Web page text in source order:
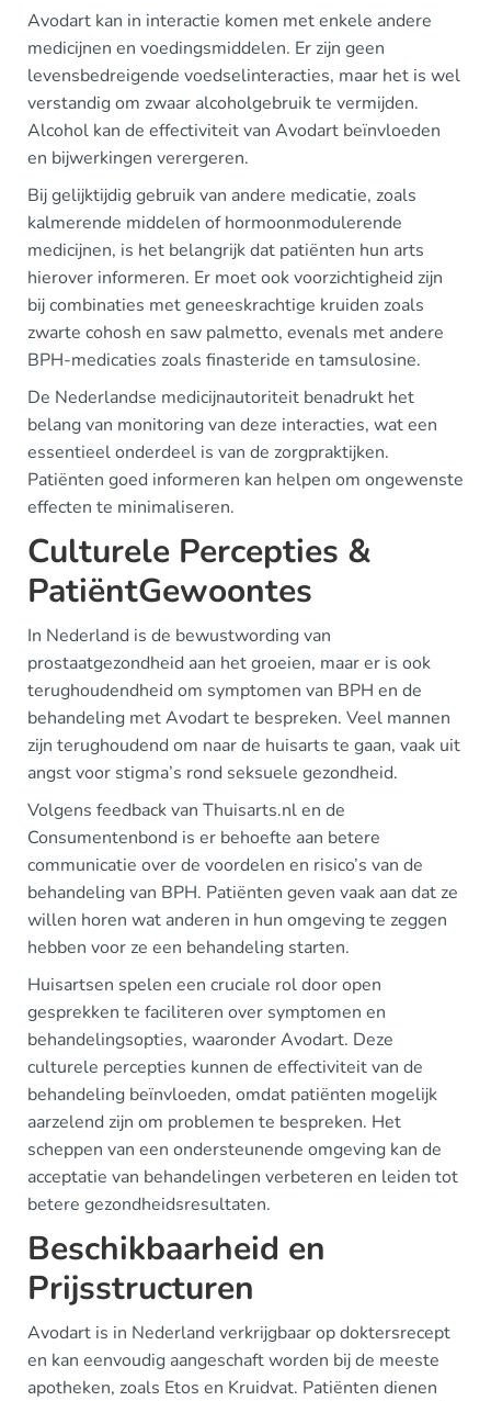
Avodart kan in interactie komen met enkele andere
medicijnen en voedingsmiddelen. Er zijn geen
levensbedreigende voedselinteracties, maar het is wel
verstandig om zwaar alcoholgebruik te vermijden.
Alcohol kan de effectiviteit van Avodart beïnvloeden
en bijwerkingen verergeren.
Bij gelijktijdig gebruik van andere medicatie, zoals
kalmerende middelen of hormoonmodulerende
medicijnen, is het belangrijk dat patiënten hun arts
hierover informeren. Er moet ook voorzichtigheid zijn
bij combinaties met geneeskrachtige kruiden zoals
zwarte cohosh en saw palmetto, evenals met andere
BPH-medicaties zoals finasteride en tamsulosine.
De Nederlandse medicijnautoriteit benadrukt het
belang van monitoring van deze interacties, wat een
essentieel onderdeel is van de zorgpraktijken.
Patiënten goed informeren kan helpen om ongewenste
effecten te minimaliseren.
Culturele Percepties &
PatiëntGewoontes
In Nederland is de bewustwording van
prostaatgezondheid aan het groeien, maar er is ook
terughoudendheid om symptomen van BPH en de
behandeling met Avodart te bespreken. Veel mannen
zijn terughoudend om naar de huisarts te gaan, vaak uit
angst voor stigma’s rond seksuele gezondheid.
Volgens feedback van Thuisarts.nl en de
Consumentenbond is er behoefte aan betere
communicatie over de voordelen en risico’s van de
behandeling van BPH. Patiënten geven vaak aan dat ze
willen horen wat anderen in hun omgeving te zeggen
hebben voor ze een behandeling starten.
Huisartsen spelen een cruciale rol door open
gesprekken te faciliteren over symptomen en
behandelingsopties, waaronder Avodart. Deze
culturele percepties kunnen de effectiviteit van de
behandeling beïnvloeden, omdat patiënten mogelijk
aarzelend zijn om problemen te bespreken. Het
scheppen van een ondersteunende omgeving kan de
acceptatie van behandelingen verbeteren en leiden tot
betere gezondheidsresultaten.
Beschikbaarheid en
Prijsstructuren
Avodart is in Nederland verkrijgbaar op doktersrecept
en kan eenvoudig aangeschaft worden bij de meeste
apotheken, zoals Etos en Kruidvat. Patiënten dienen